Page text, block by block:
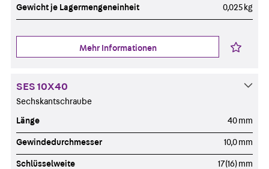
Gewicht je Lagermengeneinheit 0,025 kg
Mehr Informationen
SES 10X40
Sechskantschraube
Länge 40 mm
Gewindedurchmesser 10,0 mm
Schlüsselweite 17(16) mm